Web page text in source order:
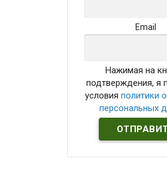
Email
Нажимая на
подтверждения, я
условияполитики
персональных